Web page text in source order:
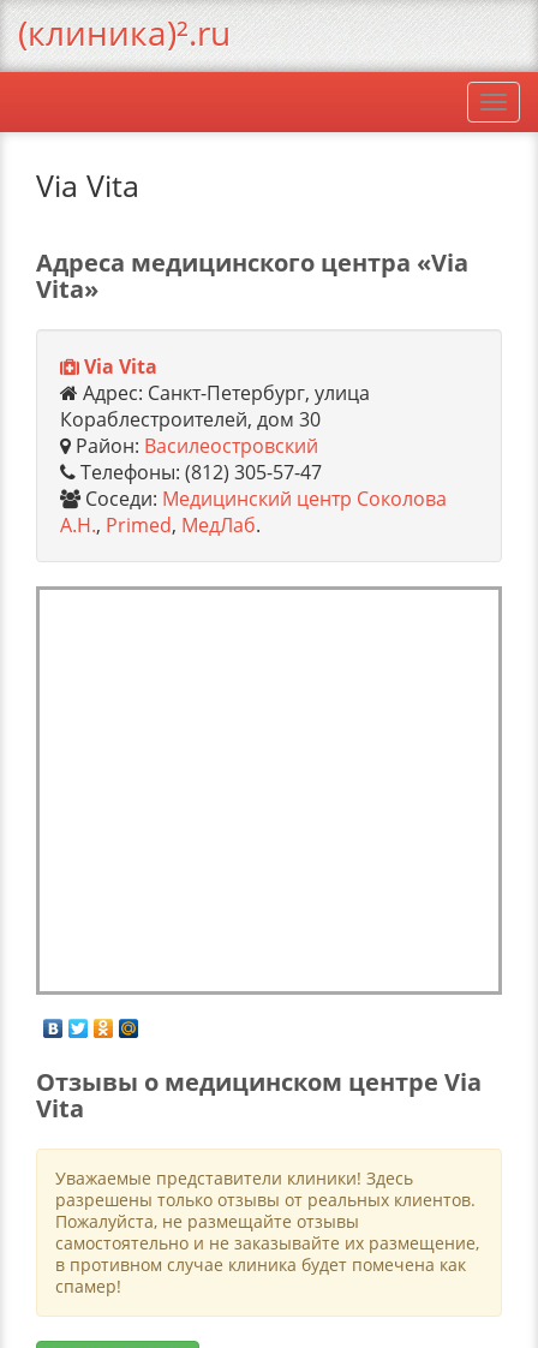
Via Vita
Адреса медицинского центра «Via
Vita»
Via Vita
Адрес: Санкт-Петербург, улица
Кораблестроителей, дом 30
Район: Василеостровский
Телефоны: (812) 305-57-47
Соседи: Медицинский центр Соколова
А.Н., Primed, МедЛаб.
Отзывы о медицинском центре Via
Vita
Уважаемые представители клиники! Здесь
разрешены только отзывы от реальных клиентов.
Пожалуйста, не размещайте отзывы
самостоятельно и не заказывайте их размещение,
в противном случае клиника будет помечена как
спамер!
(клиника)².ru